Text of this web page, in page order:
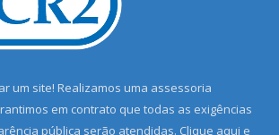
um site! Realizamos uma assessoria
em contrato que todas as exigências
pública serão atendidas. Clique aqui e